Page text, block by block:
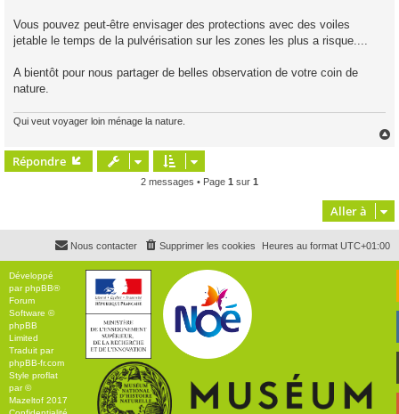
Vous pouvez peut-être envisager des protections avec des voiles
jetable le temps de la pulvérisation sur les zones les plus a risque....
A bientôt pour nous partager de belles observation de votre coin de
nature.
Qui veut voyager loin ménage la nature.
Répondre
2 messages • Page 1 sur 1
Aller à
Heures au format UTC+01:00
Supprimer les cookies
Nous contacter
Développé
parphpBB®
Forum
Software ©
phpBB
Limited
Traduit par
phpBB-fr.com
Style proflat
par ©
Mazeltof 2017